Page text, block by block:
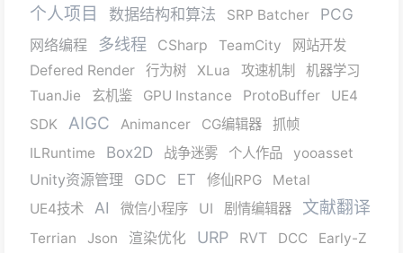
个人项目 数据结构和算法 SRP Batcher PCG
网络编程 多线程 CSharp TeamCity
网站开发
Defered Render
行为树 XLua 攻速机制
机器学习
TuanJie
玄机鉴 GPU Instance ProtoBuffer
UE4
SDK
AIGC Animancer CG编辑器
抓帧
ILRuntime
Box2D 战争迷雾 个人作品 yooasset
Unity资源管理 GDC ET 修仙RPG
Metal
UE4技术
AI 微信小程序 UI 剧情编辑器 文献翻译
Terrian Json 渲染优化 URP RVT DCC
Early-Z